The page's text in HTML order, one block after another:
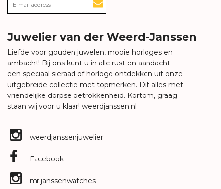
Juwelier van der Weerd-Janssen
Liefde voor gouden juwelen, mooie horloges en
ambacht! Bij ons kunt u in alle rust en aandacht
een speciaal sieraad of horloge ontdekken uit onze
uitgebreide collectie met topmerken. Dit alles met
vriendelijke dorpse betrokkenheid. Kortom, graag
staan wij voor u klaar! weerdjanssen.nl
weerdjanssenjuwelier
Facebook
mr.janssenwatches